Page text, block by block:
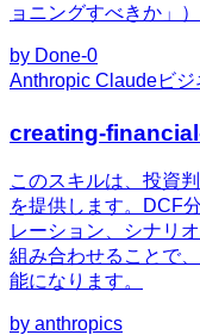
ョニングすべきか」）
by Done-0
Anthropic Claudeビ
creating-
このスキルは、投資
を提供します。DCF
レーション、シナリ
組み合わせることで
能になります。
by anthropics